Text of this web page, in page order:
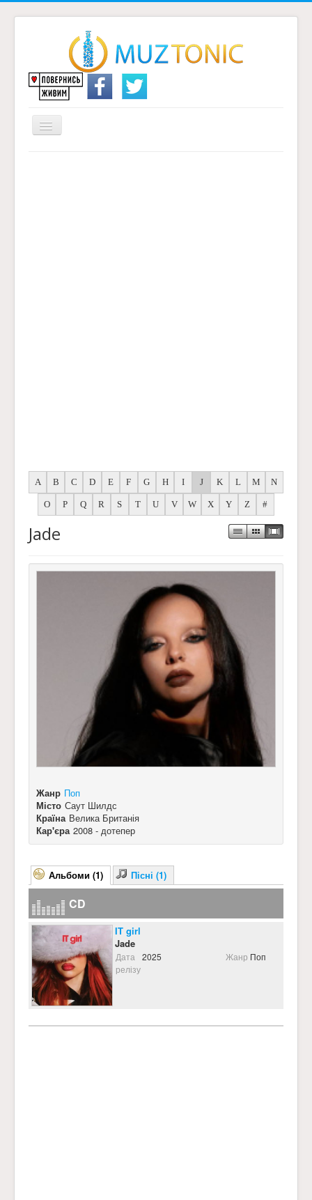
Перемикач
навігації
A B C D E F G H I J K L M N
O P Q R S T U V W X Y Z #
Jade
Жанр Поп
Місто Саут Шилдс
Країна Велика Британія
Кар'єра 2008 - дотепер
Альбоми (1) Пісні (1)
CD
IT girl
Jade
Дата
релізу
2025 Жанр Поп